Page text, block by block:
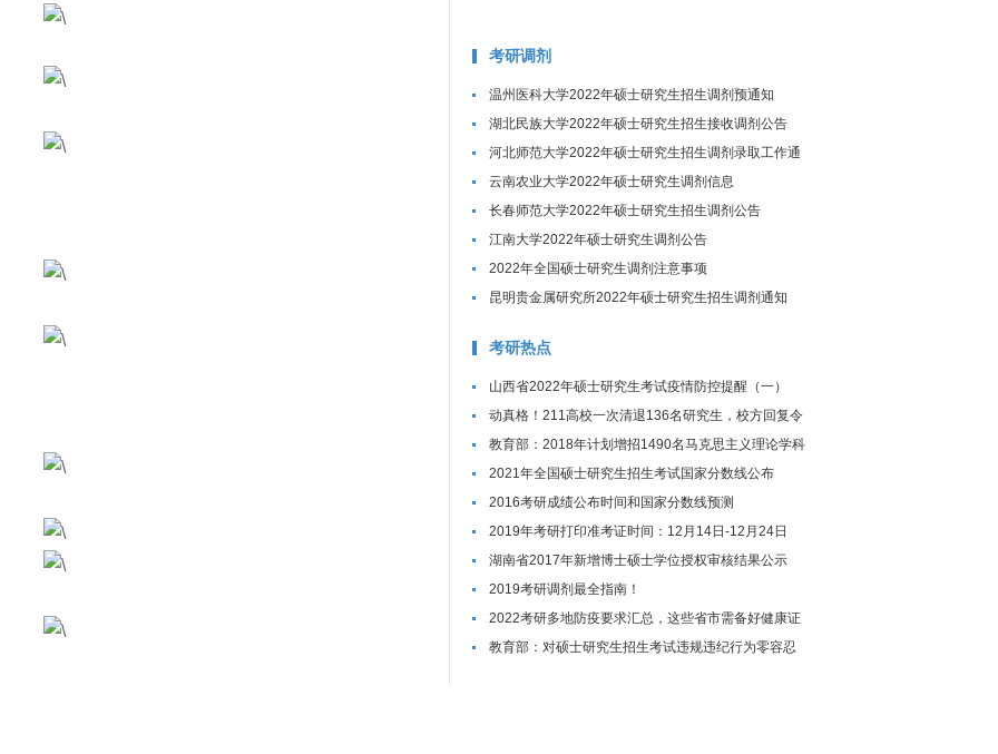
考研调剂
温州医科大学2022年硕士研究生招生调剂预通知
湖北民族大学2022年硕士研究生招生接收调剂公告
河北师范大学2022年硕士研究生招生调剂录取工作通
知
云南农业大学2022年硕士研究生调剂信息
长春师范大学2022年硕士研究生招生调剂公告
江南大学2022年硕士研究生调剂公告
2022年全国硕士研究生调剂注意事项
昆明贵金属研究所2022年硕士研究生招生调剂通知
考研热点
山西省2022年硕士研究生考试疫情防控提醒（一）
动真格！211高校一次清退136名研究生，校方回复令
人惊讶
教育部：2018年计划增招1490名马克思主义理论学科
研究生
2021年全国硕士研究生招生考试国家分数线公布
2016考研成绩公布时间和国家分数线预测
2019年考研打印准考证时间：12月14日-12月24日
湖南省2017年新增博士硕士学位授权审核结果公示
2019考研调剂最全指南！
2022考研多地防疫要求汇总，这些省市需备好健康证
明！
教育部：对硕士研究生招生考试违规违纪行为零容忍